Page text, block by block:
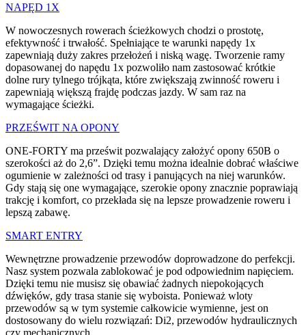
NAPĘD 1X
W nowoczesnych rowerach ścieżkowych chodzi o prostotę,
efektywność i trwałość. Spełniające te warunki napędy 1x
zapewniają duży zakres przełożeń i niską wagę. Tworzenie ramy
dopasowanej do napędu 1x pozwoliło nam zastosować krótkie
dolne rury tylnego trójkąta, które zwiększają zwinność roweru i
zapewniają większą frajdę podczas jazdy. W sam raz na
wymagające ścieżki.
PRZEŚWIT NA OPONY
ONE-FORTY ma prześwit pozwalający założyć opony 650B o
szerokości aż do 2,6”. Dzięki temu można idealnie dobrać właściwe
ogumienie w zależności od trasy i panujących na niej warunków.
Gdy stają się one wymagające, szerokie opony znacznie poprawiają
trakcję i komfort, co przekłada się na lepsze prowadzenie roweru i
lepszą zabawę.
SMART ENTRY
Wewnętrzne prowadzenie przewodów doprowadzone do perfekcji.
Nasz system pozwala zablokować je pod odpowiednim napięciem.
Dzięki temu nie musisz się obawiać żadnych niepokojących
dźwięków, gdy trasa stanie się wyboista. Ponieważ wloty
przewodów są w tym systemie całkowicie wymienne, jest on
dostosowany do wielu rozwiązań: Di2, przewodów hydraulicznych